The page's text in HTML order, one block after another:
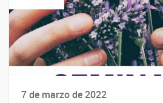
7 de marzo de 2022